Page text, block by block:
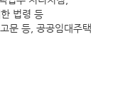
법령 등
문 등, 공공임대주택